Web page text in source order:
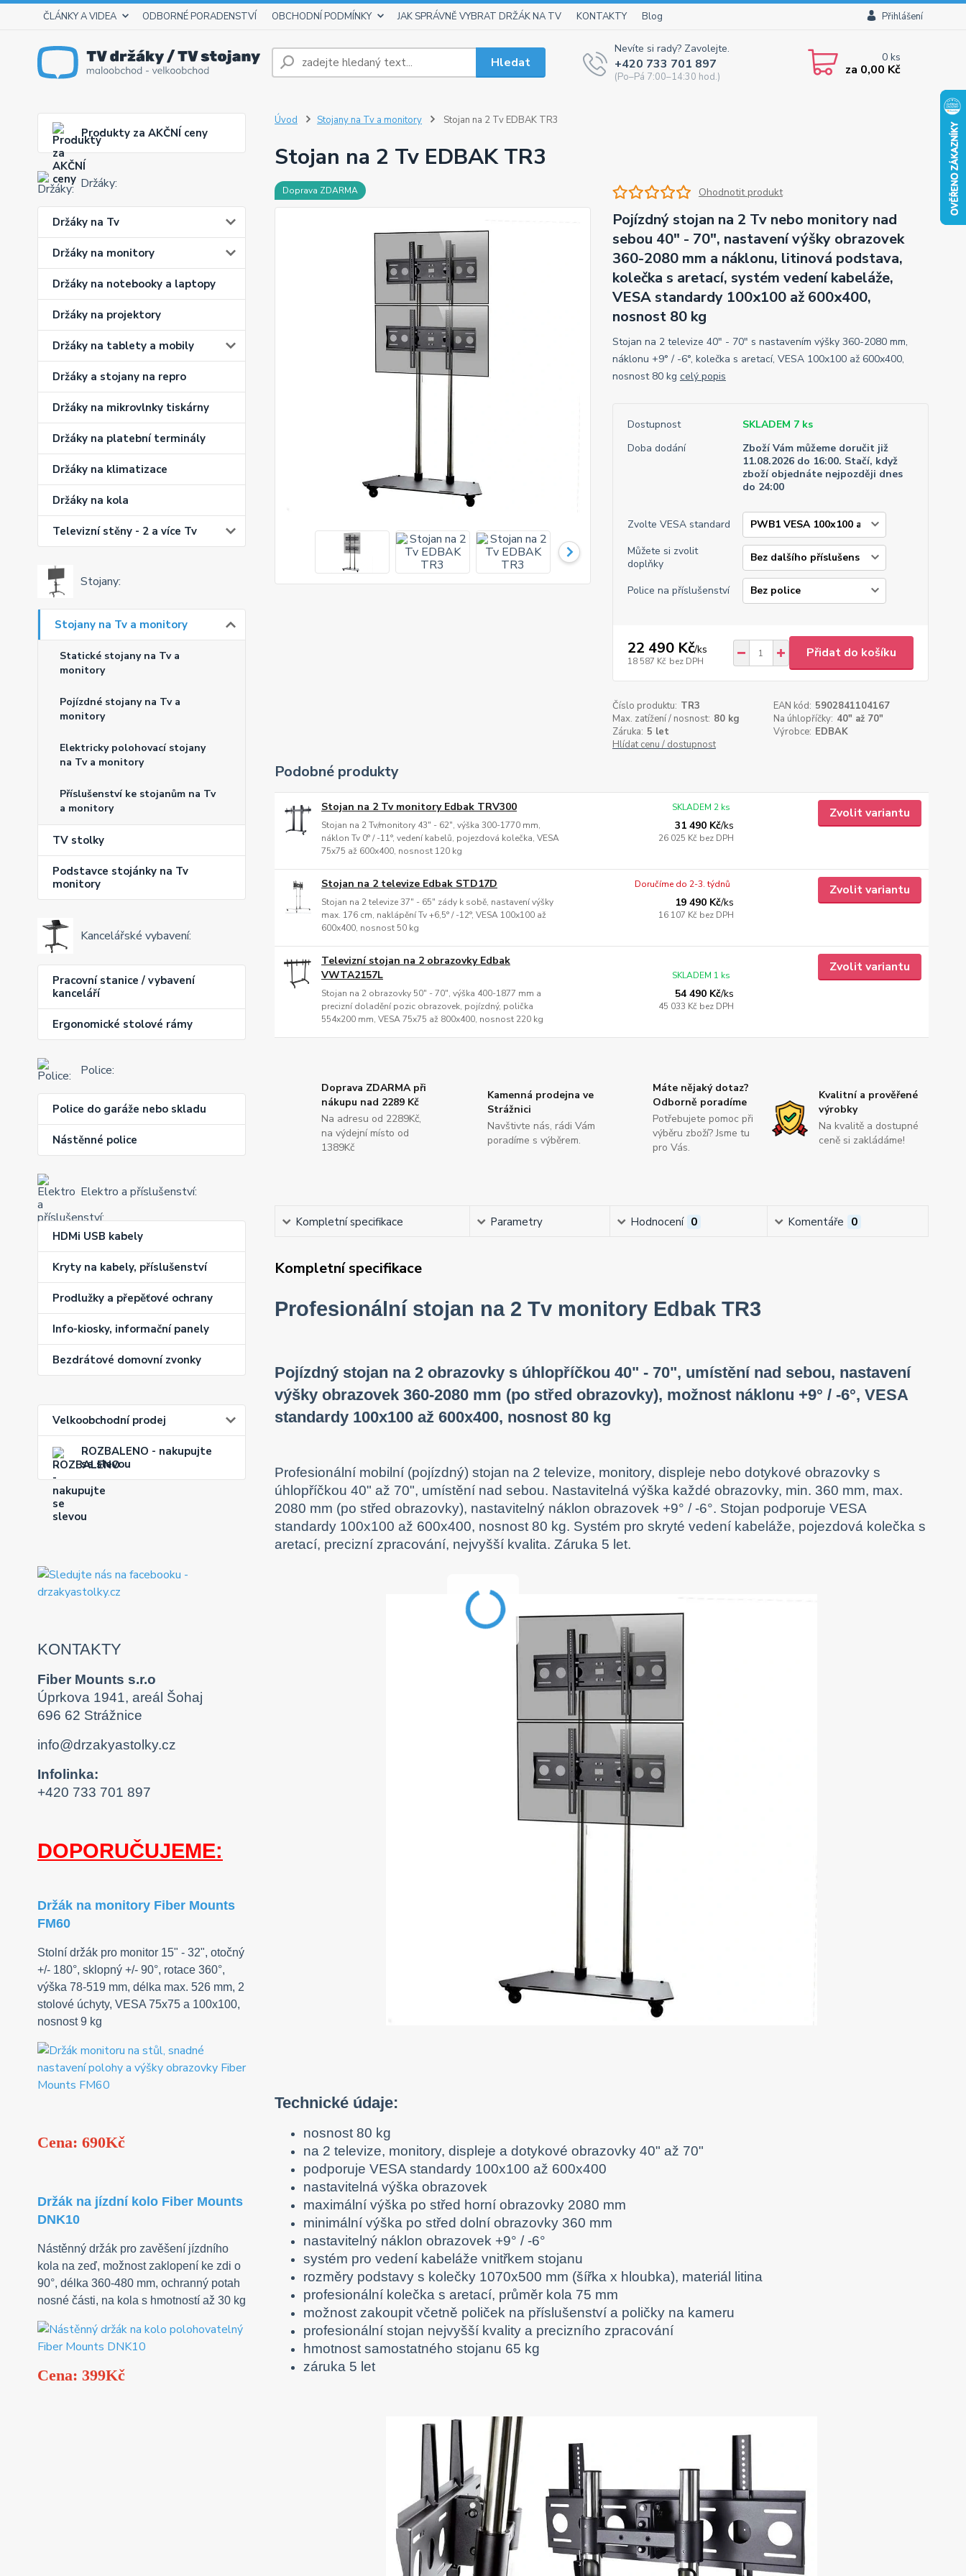
ČLÁNKY A VIDEA ODBORNÉ PORADENSTVÍ OBCHODNÍ PODMÍNKY JAK SPRÁVNĚ VYBRAT DRŽÁK NA TV KONTAKTY Blog Přihlášení
Hledat
Nevíte si rady? Zavolejte.
+420 733 701 897
(Po–Pá 7:00–14:30 hod.)
0ks
za 0,00 Kč
Produkty za AKČNÍ ceny
Držáky:
Držáky na Tv
Držáky na monitory
Držáky na notebooky a laptopy
Držáky na projektory
Držáky na tablety a mobily
Držáky a stojany na repro
Držáky na mikrovlnky tiskárny
Držáky na platební terminály
Držáky na klimatizace
Držáky na kola
Televizní stěny - 2 a více Tv
Stojany:
Stojany na Tv a monitory
Statické stojany na Tv a
monitory
Pojízdné stojany na Tv a
monitory
Elektricky polohovací stojany
na Tv a monitory
Příslušenství ke stojanům na Tv
a monitory
TV stolky
Podstavce stojánky na Tv
monitory
Kancelářské vybavení:
Pracovní stanice / vybavení
kanceláří
Ergonomické stolové rámy
Police:
Police do garáže nebo skladu
Nástěnné police
Elektro a příslušenství:
HDMi USB kabely
Kryty na kabely, příslušenství
Prodlužky a přepěťové ochrany
Info-kiosky, informační panely
Bezdrátové domovní zvonky
Velkoobchodní prodej
ROZBALENO - nakupujte
se slevou
KONTAKTY
Fiber Mounts s.r.o
Úprkova 1941, areál Šohaj
696 62 Strážnice
info@drzakyastolky.cz
Infolinka:
+420 733 701 897
DOPORUČUJEME:
Držák na monitory Fiber Mounts
FM60
Stolní držák pro monitor 15" - 32", otočný
+/- 180°, sklopný +/- 90°, rotace 360°,
výška 78-519 mm, délka max. 526 mm, 2
stolové úchyty, VESA 75x75 a 100x100,
nosnost 9 kg
Cena: 690Kč
Držák na jízdní kolo Fiber Mounts
DNK10
Nástěnný držák pro zavěšení jízdního
kola na zeď, možnost zaklopení ke zdi o
90°, délka 360-480 mm, ochranný potah
nosné části, na kola s hmotností až 30 kg
Cena: 399Kč
Úvod Stojany na Tv a monitory Stojan na 2 Tv EDBAK TR3
Stojan na 2 Tv EDBAK TR3
Doprava ZDARMA Ohodnotit produkt
Pojízdný stojan na 2 Tv nebo monitory nad
sebou 40" - 70", nastavení výšky obrazovek
360-2080 mm a náklonu, litinová podstava,
kolečka s aretací, systém vedení kabeláže,
VESA standardy 100x100 až 600x400,
nosnost 80 kg
Stojan na 2 televize 40" - 70" s nastavením výšky 360-2080 mm,
náklonu +9° / -6°, kolečka s aretací, VESA 100x100 až 600x400,
nosnost 80 kg celý popis
Dostupnost
SKLADEM 7 ks
Doba dodání
Zboží Vám můžeme doručit již
11.08.2026 do 16:00. Stačí, když
zboží objednáte nejpozději dnes
do 24:00
Zvolte VESA standard
Můžete si zvolit
doplňky
Police na příslušenství
22 490 Kč/ks
18 587 Kč bez DPH
Přidat do košíku
Číslo produktu: TR3 EAN kód: 5902841104167
Max. zatížení / nosnost: 80 kg Na úhlopříčky: 40" až 70"
Záruka: 5 let Výrobce: EDBAK
Hlídat cenu / dostupnost
Podobné produkty
Stojan na 2 Tv monitory Edbak TRV300
Stojan na 2 Tv/monitory 43" - 62", výška 300-1770 mm,
náklon Tv 0° / -11°, vedení kabelů, pojezdová kolečka, VESA
75x75 až 600x400, nosnost 120 kg
31 490 Kč/ks
26 025 Kč bez DPH
SKLADEM 2 ks Zvolit variantu
Stojan na 2 televize Edbak STD17D
Stojan na 2 televize 37" - 65" zády k sobě, nastavení výšky
max. 176 cm, naklápění Tv +6,5° / -12°, VESA 100x100 až
600x400, nosnost 50 kg
19 490 Kč/ks
16 107 Kč bez DPH
Doručíme do 2-3. týdnů Zvolit variantu
Televizní stojan na 2 obrazovky Edbak
VWTA2157L
Stojan na 2 obrazovky 50" - 70", výška 400-1877 mm a
precizní doladění pozic obrazovek, pojízdný, polička
554x200 mm, VESA 75x75 až 800x400, nosnost 220 kg
54 490 Kč/ks
45 033 Kč bez DPH
SKLADEM 1 ks
Zvolit variantu
Doprava ZDARMA při
nákupu nad 2289 Kč
Na adresu od 2289Kč,
na výdejní místo od
1389Kč
Kamenná prodejna ve
Strážnici
Navštivte nás, rádi Vám
poradíme s výběrem.
Máte nějaký dotaz?
Odborně poradíme
Potřebujete pomoc při
výběru zboží? Jsme tu
pro Vás.
Kvalitní a prověřené
výrobky
Na kvalitě a dostupné
ceně si zakládáme!
Kompletní specifikace Parametry Hodnocení 0 Komentáře 0
Kompletní specifikace
Profesionální stojan na 2 Tv monitory Edbak TR3
Pojízdný stojan na 2 obrazovky s úhlopříčkou 40" - 70", umístění nad sebou, nastavení
výšky obrazovek 360-2080 mm (po střed obrazovky), možnost náklonu +9° / -6°, VESA
standardy 100x100 až 600x400, nosnost 80 kg
Profesionální mobilní (pojízdný) stojan na 2 televize, monitory, displeje nebo dotykové obrazovky s
úhlopříčkou 40" až 70", umístění nad sebou. Nastavitelná výška každé obrazovky, min. 360 mm, max.
2080 mm (po střed obrazovky), nastavitelný náklon obrazovek +9° / -6°. Stojan podporuje VESA
standardy 100x100 až 600x400, nosnost 80 kg. Systém pro skryté vedení kabeláže, pojezdová kolečka s
aretací, precizní zpracování, nejvyšší kvalita. Záruka 5 let.
Technické údaje:
nosnost 80 kg
na 2 televize, monitory, displeje a dotykové obrazovky 40" až 70"
podporuje VESA standardy 100x100 až 600x400
nastavitelná výška obrazovek
maximální výška po střed horní obrazovky 2080 mm
minimální výška po střed dolní obrazovky 360 mm
nastavitelný náklon obrazovek +9° / -6°
systém pro vedení kabeláže vnitřkem stojanu
rozměry podstavy s kolečky 1070x500 mm (šířka x hloubka), materiál litina
profesionální kolečka s aretací, průměr kola 75 mm
možnost zakoupit včetně poliček na příslušenství a poličky na kameru
profesionální stojan nejvyšší kvality a precizního zpracování
hmotnost samostatného stojanu 65 kg
záruka 5 let